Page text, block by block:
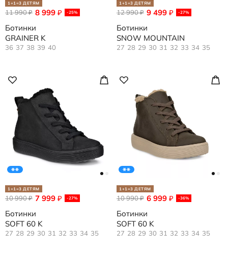
1+1=3 ДЕТЯМ
8 999 ₽ -25%
11 990₽
Ботинки
GRAINER K
36 37 38 39 40
1+1=3 ДЕТЯМ
9 499 ₽ -27%
12 990₽
Ботинки
SNOW MOUNTAIN
27 28 29 30 31 32 33 34 35
1+1=3 ДЕТЯМ
7 999 ₽ -27%
10 990₽
Ботинки
SOFT 60 K
27 28 29 30 31 32 33 34 35
1+1=3 ДЕТЯМ
6 999 ₽ -36%
10 990₽
Ботинки
SOFT 60 K
27 28 29 30 31 32 33 34 35